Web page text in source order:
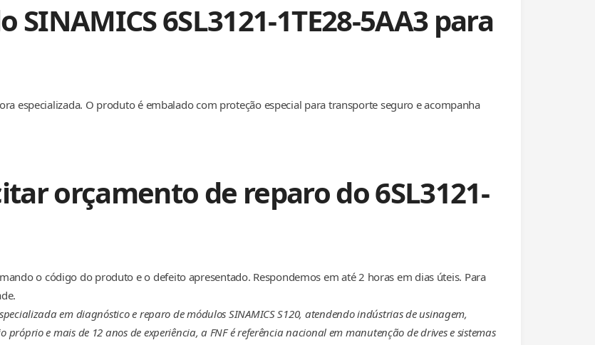
SINAMICS 6SL3121-1TE28-5AA3 para
especializada. O produto é embalado com proteção especial para transporte seguro e acompanha
orçamento de reparo do 6SL3121-
o código do produto e o defeito apresentado. Respondemos em até 2 horas em dias úteis. Para
em diagnóstico e reparo de módulos SINAMICS S120, atendendo indústrias de usinagem,
e mais de 12 anos de experiência, a FNF é referência nacional em manutenção de drives e sistemas